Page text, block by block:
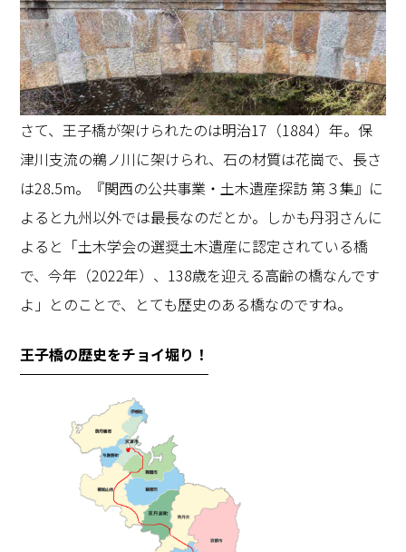
さて、王子橋が架けられたのは明治17（1884）年。保
津川支流の鵜ノ川に架けられ、石の材質は花崗で、長さ
は28.5m。『関西の公共事業・土木遺産探訪 第３集』に
よると九州以外では最長なのだとか。しかも丹羽さんに
よると「土木学会の選奨土木遺産に認定されている橋
で、今年（2022年）、138歳を迎える高齢の橋なんです
よ」とのことで、とても歴史のある橋なのですね。
王子橋の歴史をチョイ堀り！